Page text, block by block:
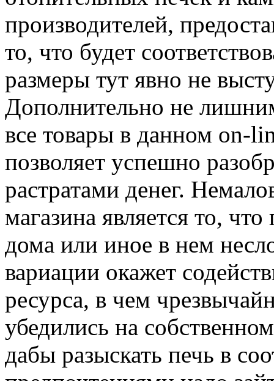
производителей,
то, что будет
размеры тут явно не
Дополнительно не
все товары в данном on-
позволяет успешно
растратами денег.
магазина является то,
дома или иное в нем
вариации окажет
ресурса, в чем
убедились на
дабы разыскать печь в